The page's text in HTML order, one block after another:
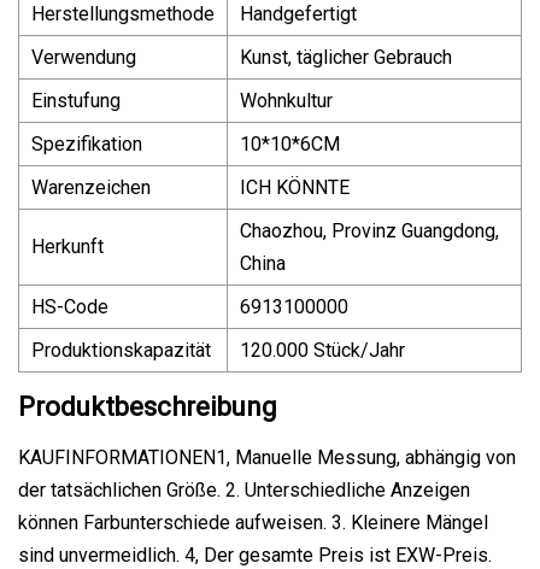
Herstellungsmethode
Handgefertigt
Verwendung
Kunst, täglicher Gebrauch
Einstufung
Wohnkultur
Spezifikation
10*10*6CM
Warenzeichen
ICH KÖNNTE
Herkunft
Chaozhou, Provinz Guangdong,
China
HS-Code
6913100000
Produktionskapazität
120.000 Stück/Jahr
Produktbeschreibung
KAUFINFORMATIONEN1, Manuelle Messung, abhängig von
der tatsächlichen Größe. 2. Unterschiedliche Anzeigen
können Farbunterschiede aufweisen. 3. Kleinere Mängel
sind unvermeidlich. 4, Der gesamte Preis ist EXW-Preis.